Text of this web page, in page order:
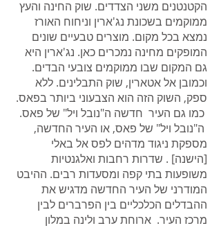
הקטנטנים משני הצדדים. שוק החינה והעץ
ממוקמים בשכונת נג'ארין וניחוח האורז
נמצא בכל מקום. מוצרים טבעיים שונים
המופקים מחינה נמכרים כאן. נג'ארין היא
גם המקום שבו ממוקמים צובעי הבדים.
וכמובן אל אטארין, שוק התבלינים. ללא
ספק, השוק הזה הוא הצבעוני ביותר בפאס.
כמו גם העיר חדשה ה"נובל ויל" של פאס.
ה"נובל ויל" של פאס, או העיר החדשה,
מספקת ניגוד מדהים לפס אל באלי
[הישנה] . שדרות רחבות ואלגנטיות
משופעות בתי קפה ומסעדות רבים. ההיבט
המודרני של העיר החדשה מדגיש את
ההבדלים הכלכליים בין הפרברים לבין
מרכז העיר. ארוחת ערב ולינה במלון